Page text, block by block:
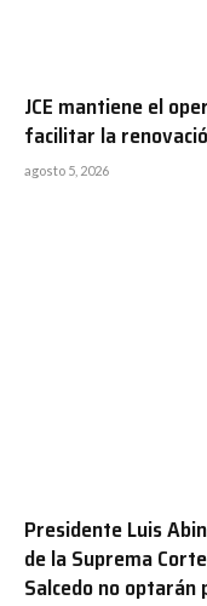
JCE mantiene el
facilitar la
agosto 5, 2026
Presidente Luis
de la Suprema
Salcedo no optarán